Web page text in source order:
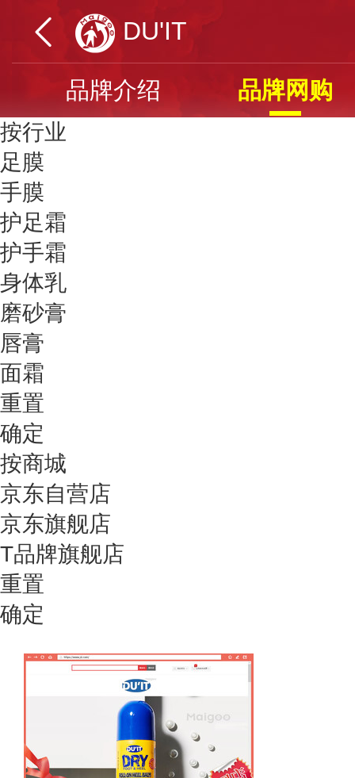
DU'IT
品牌介绍 品牌网购
按行业
足膜
手膜
护足霜
护手霜
身体乳
磨砂膏
唇膏
面霜
重置
确定
按商城
京东自营店
京东旗舰店
T品牌旗舰店
重置
确定